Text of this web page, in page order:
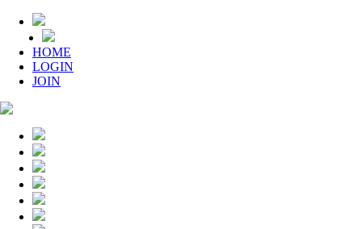
HOME
LOGIN
JOIN